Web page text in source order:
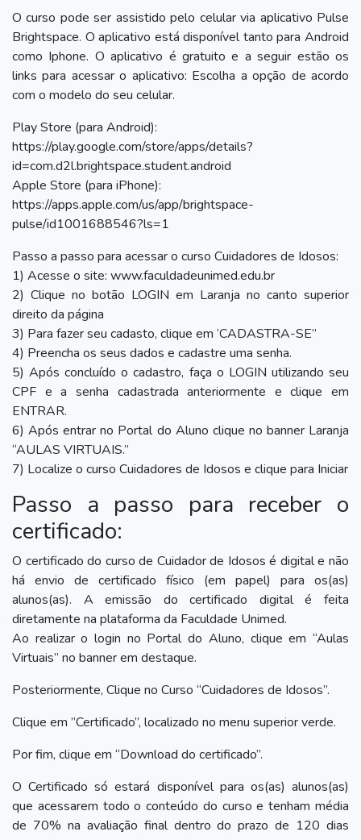
O curso pode ser assistido pelo celular via aplicativo Pulse
Brightspace. O aplicativo está disponível tanto para Android
como Iphone. O aplicativo é gratuito e a seguir estão os
links para acessar o aplicativo: Escolha a opção de acordo
com o modelo do seu celular.
Play Store (para Android):
https://play.google.com/store/apps/details?
id=com.d2l.brightspace.student.android
Apple Store (para iPhone):
https://apps.apple.com/us/app/brightspace-
pulse/id1001688546?ls=1
Passo a passo para acessar o curso Cuidadores de Idosos:
1) Acesse o site: www.faculdadeunimed.edu.br
2) Clique no botão LOGIN em Laranja no canto superior
direito da página
3) Para fazer seu cadasto, clique em ‘CADASTRA-SE”
4) Preencha os seus dados e cadastre uma senha.
5) Após concluído o cadastro, faça o LOGIN utilizando seu
CPF e a senha cadastrada anteriormente e clique em
ENTRAR.
6) Após entrar no Portal do Aluno clique no banner Laranja
“AULAS VIRTUAIS.”
7) Localize o curso Cuidadores de Idosos e clique para Iniciar
Passo a passo para receber o
certificado:
O certificado do curso de Cuidador de Idosos é digital e não
há envio de certificado físico (em papel) para os(as)
alunos(as). A emissão do certificado digital é feita
diretamente na plataforma da Faculdade Unimed.
Ao realizar o login no Portal do Aluno, clique em “Aulas
Virtuais” no banner em destaque.
Posteriormente, Clique no Curso “Cuidadores de Idosos”.
Clique em ”Certificado”, localizado no menu superior verde.
Por fim, clique em “Download do certificado”.
O Certificado só estará disponível para os(as) alunos(as)
que acessarem todo o conteúdo do curso e tenham média
de 70% na avaliação final dentro do prazo de 120 dias